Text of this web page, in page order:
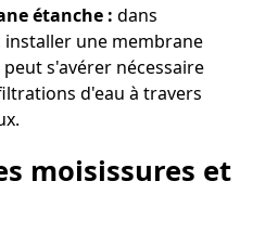
étanche : dans
une membrane
s'avérer nécessaire
d'eau à travers
moisissures et